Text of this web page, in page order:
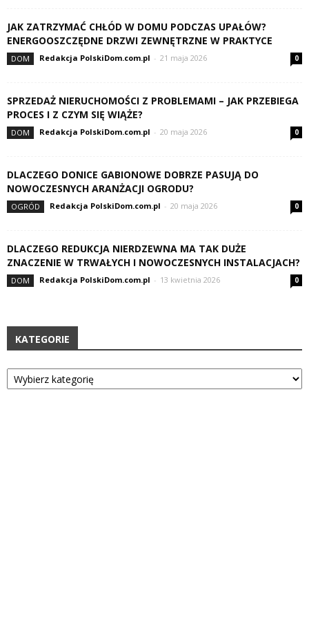
JAK ZATRZYMAĆ CHŁÓD W DOMU PODCZAS UPAŁÓW?
ENERGOOSZCZĘDNE DRZWI ZEWNĘTRZNE W PRAKTYCE
DOM Redakcja PolskiDom.com.pl - 21 maja 2026 0
SPRZEDAŻ NIERUCHOMOŚCI Z PROBLEMAMI – JAK PRZEBIEGA
PROCES I Z CZYM SIĘ WIĄŻE?
DOM Redakcja PolskiDom.com.pl - 20 maja 2026 0
DLACZEGO DONICE GABIONOWE DOBRZE PASUJĄ DO
NOWOCZESNYCH ARANŻACJI OGRODU?
OGRÓD Redakcja PolskiDom.com.pl - 20 maja 2026 0
DLACZEGO REDUKCJA NIERDZEWNA MA TAK DUŻE
ZNACZENIE W TRWAŁYCH I NOWOCZESNYCH INSTALACJACH?
DOM Redakcja PolskiDom.com.pl - 13 kwietnia 2026 0
KATEGORIE
Kategorie